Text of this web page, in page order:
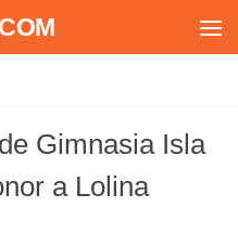
Gimnasia Isla
a Lolina